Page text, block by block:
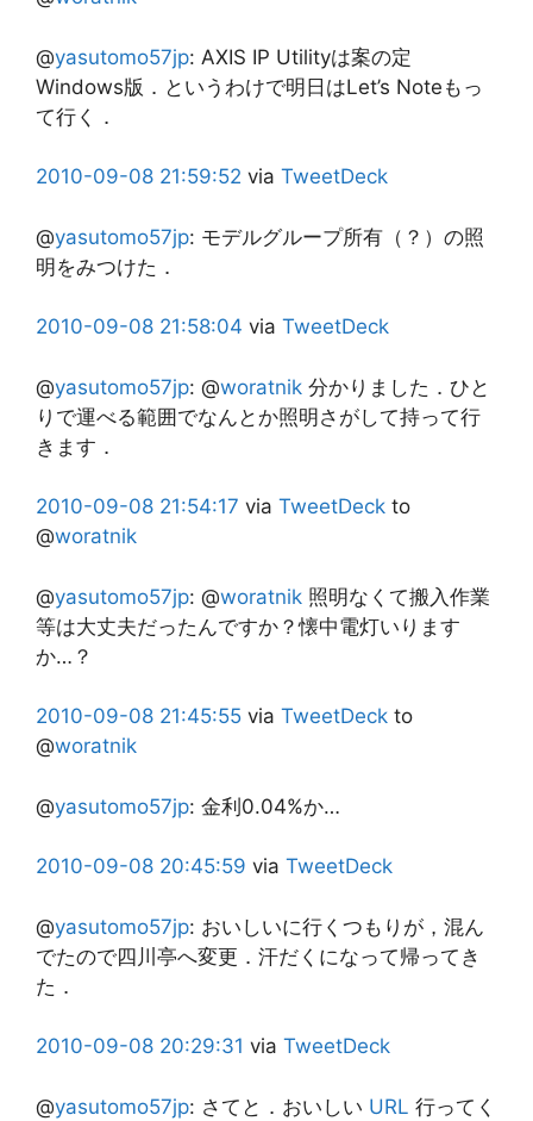
@yasutomo57jp: AXIS IP Utilityは案の定
Windows版．というわけで明日はLet’s Noteもっ
て行く．
2010-09-08 21:59:52 via TweetDeck
@yasutomo57jp: モデルグループ所有（？）の照
明をみつけた．
2010-09-08 21:58:04 via TweetDeck
@yasutomo57jp: @woratnik 分かりました．ひと
りで運べる範囲でなんとか照明さがして持って行
きます．
2010-09-08 21:54:17 via TweetDeck to
@woratnik
@yasutomo57jp: @woratnik 照明なくて搬入作業
等は大丈夫だったんですか？懐中電灯いります
か…？
2010-09-08 21:45:55 via TweetDeck to
@woratnik
@yasutomo57jp: 金利0.04%か…
2010-09-08 20:45:59 via TweetDeck
@yasutomo57jp: おいしいに行くつもりが，混ん
でたので四川亭へ変更．汗だくになって帰ってき
た．
2010-09-08 20:29:31 via TweetDeck
@yasutomo57jp: さてと．おいしい URL 行ってく